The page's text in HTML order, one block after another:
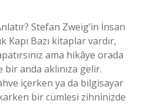
Stefan Zweig’in İnsan
Kapı Bazı kitaplar vardır,
ama hikâye orada
anda aklınıza gelir.
içerken ya da bilgisayar
bir cümlesi zihninizde